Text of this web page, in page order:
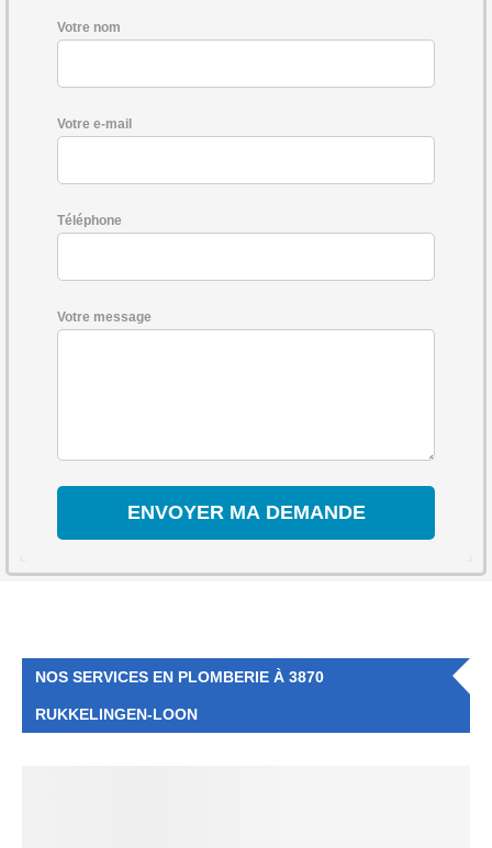
Votre nom
Votre e-mail
Téléphone
Votre message
NOS SERVICES EN PLOMBERIE À 3870
RUKKELINGEN-LOON